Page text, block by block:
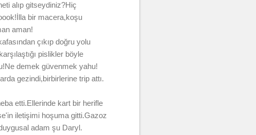
alıp gitseydiniz?Hiç
bir macera,koşu
aman!
çıkıp doğru yolu
pislikler böyle
demek güvenmek yahu!
gezindi,birbirlerine trip attı.
etti.Ellerinde kart bir herifle
iletişimi hoşuma gitti.Gazoz
adam şu Daryl.